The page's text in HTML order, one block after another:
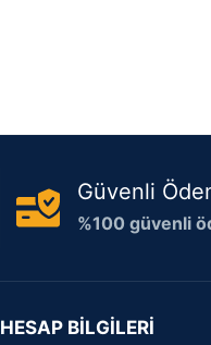
Güvenli
%100 güvenli
HESAP BİLGİLERİ